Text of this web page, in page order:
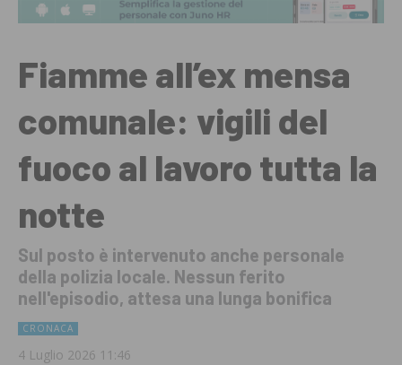
Fiamme all’ex mensa
comunale: vigili del
fuoco al lavoro tutta la
notte
Sul posto è intervenuto anche personale
della polizia locale. Nessun ferito
nell'episodio, attesa una lunga bonifica
CRONACA
4 Luglio 2026 11:46